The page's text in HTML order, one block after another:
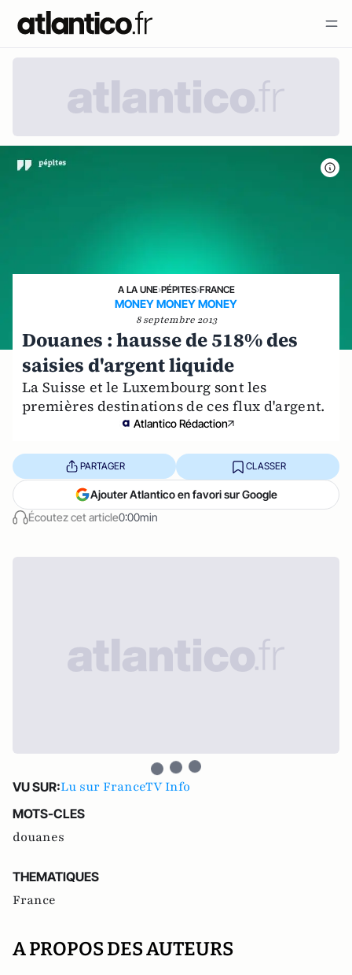
A LA UNE›PÉPITES›FRANCE
MONEY MONEY MONEY
8 septembre 2013
Douanes : hausse de 518% des
saisies d'argent liquide
La Suisse et le Luxembourg sont les
premières destinations de ces flux d'argent.
Atlantico Rédaction
Écoutez cet article0:00min
PARTAGER CLASSER
Ajouter Atlantico en favori sur Google
VU SUR:Lu sur FranceTV Info
MOTS-CLES
douanes
THEMATIQUES
France
A PROPOS DES AUTEURS